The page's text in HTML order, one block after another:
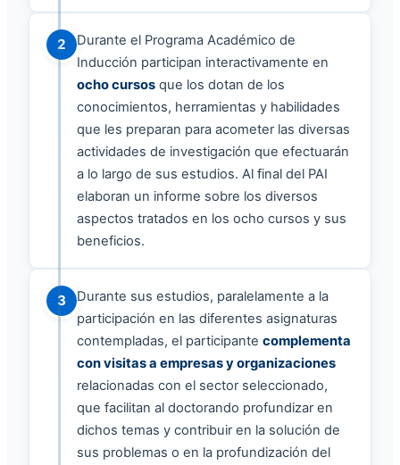
2
Durante el Programa Académico de
Inducción participan interactivamente en
ocho cursos que los dotan de los
conocimientos, herramientas y habilidades
que les preparan para acometer las diversas
actividades de investigación que efectuarán
a lo largo de sus estudios. Al final del PAI
elaboran un informe sobre los diversos
aspectos tratados en los ocho cursos y sus
beneficios.
3
Durante sus estudios, paralelamente a la
participación en las diferentes asignaturas
contempladas, el participantecomplementa
con visitas a empresas y organizaciones
relacionadas con el sector seleccionado,
que facilitan al doctorando profundizar en
dichos temas y contribuir en la solución de
sus problemas o en la profundización del